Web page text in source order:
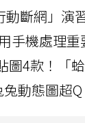
斷網」演
手機處理重
圖4款！「
動態圖超Q